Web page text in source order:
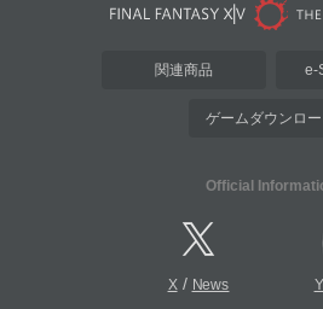
関連商品 e-
ゲームダウンロ
Official
X/ News